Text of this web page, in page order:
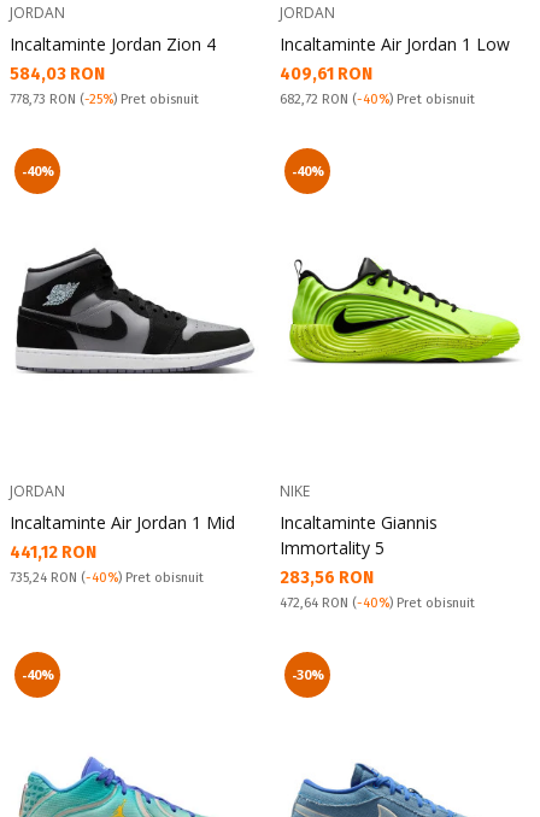
JORDAN
Incaltaminte Jordan Zion 4
Текуща цена:
584,03 RON
Pret obisnuit:
778,73 RON (-25%) Pret obisnuit
JORDAN
Incaltaminte Air Jordan 1 Low
Текуща цена:
409,61 RON
Pret obisnuit:
682,72 RON (-40%) Pret obisnuit
-40%
JORDAN
Incaltaminte Air Jordan 1 Mid
Текуща цена:
441,12 RON
Pret obisnuit:
735,24 RON (-40%) Pret obisnuit
-40%
NIKE
Incaltaminte Giannis
Immortality 5
Текуща цена:
283,56 RON
Pret obisnuit:
472,64 RON (-40%) Pret obisnuit
-40% -30%